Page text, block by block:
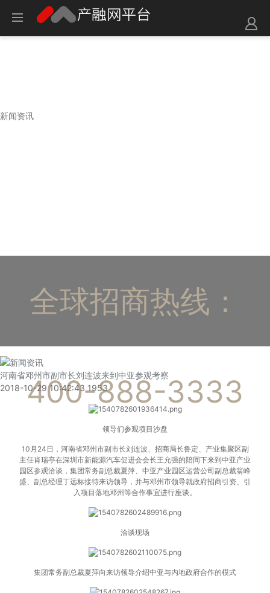
新闻资讯
全球招商热线：
400-888-3333
河南省邓州市副市长刘连波来到中亚参观考察
2018-10-29 10:42:43 1953
领导们参观项目沙盘
10月24日，河南省邓州市副市长刘连波、招商局长鲁定、产业集聚区副
主任肖瑞亭在深圳市新能源汽车促进会会长王允强的陪同下来到中亚产业
园区参观洽谈，集团常务副总裁夏萍、中亚产业园区运营公司副总裁翁峰
盛、副总经理丁远标接待来访领导，并与邓州市领导就政府招商引资、引
入项目落地邓州等合作事宜进行座谈。
洽谈现场
集团常务副总裁夏萍向来访领导介绍中亚与内地政府合作的模式